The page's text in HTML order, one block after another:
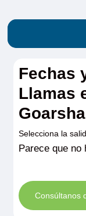
Fechas
Llamas
Selecciona la
Parece que no
Consúltanos